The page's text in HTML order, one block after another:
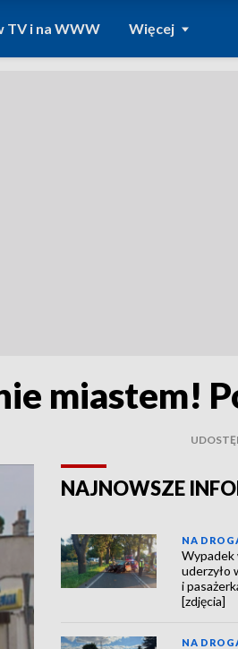
TV i na WWW Więcej
miastem!
NAJNOWSZE
NA
uderzyło
i
[zdjęcia]
NA